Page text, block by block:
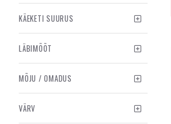
KÄEKETI SUURUS
LÄBIMÕÕT
MÕJU / OMADUS
VÄRV